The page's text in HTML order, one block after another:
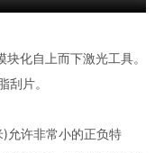
化自上而下激光工具。
刮片。
允许非常小的正负特